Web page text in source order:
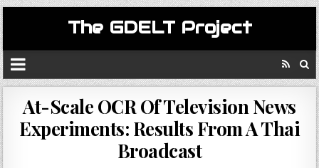
The GDELT Project
At-Scale OCR Of Television News
Experiments: Results From A Thai
Broadcast